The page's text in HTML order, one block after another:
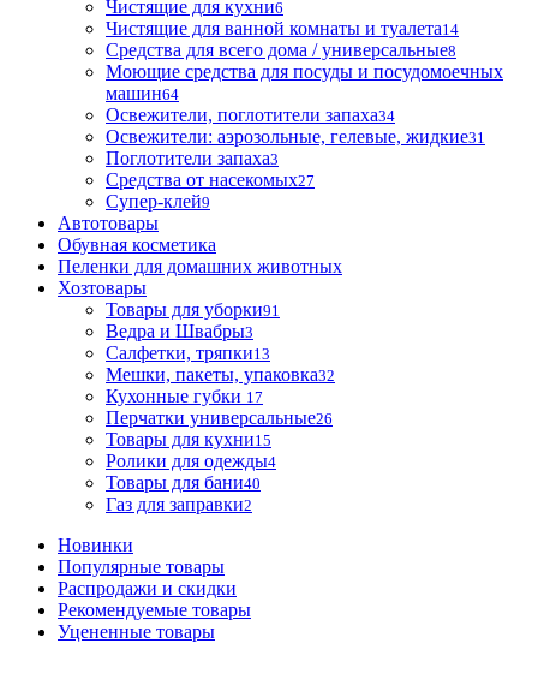
Чистящие для кухни6
Чистящие для ванной комнаты и туалета14
Средства для всего дома / универсальные8
Моющие средства для посуды и посудомоечных
машин64
Освежители, поглотители запаха34
Освежители: аэрозольные, гелевые, жидкие31
Поглотители запаха3
Средства от насекомых27
Супер-клей9
Автотовары
Обувная косметика
Пеленки для домашних животных
Хозтовары
Товары для уборки91
Ведра и Швабры3
Салфетки, тряпки13
Мешки, пакеты, упаковка32
Кухонные губки 17
Перчатки универсальные26
Товары для кухни15
Ролики для одежды4
Товары для бани40
Газ для заправки2
Новинки
Популярные товары
Распродажи и скидки
Рекомендуемые товары
Уцененные товары